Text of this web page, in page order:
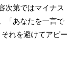
次第ではマイナス
「あなたを一言で
れを避けてアピー